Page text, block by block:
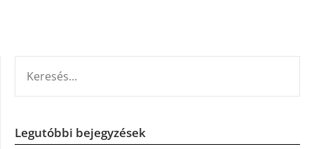
Legutóbbi bejegyzések